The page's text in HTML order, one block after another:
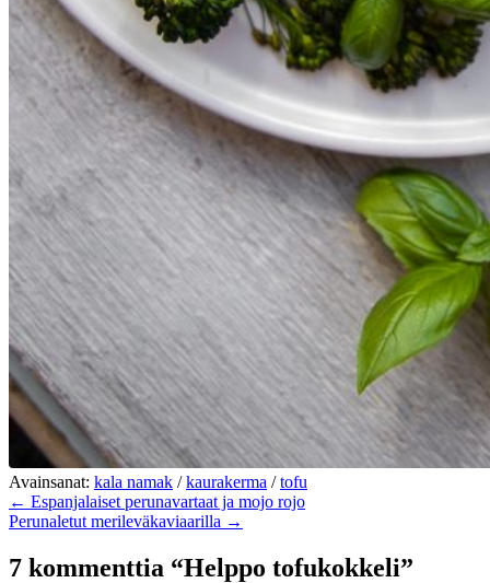
Avainsanat: kala namak /kaurakerma /tofu
← Espanjalaiset perunavartaat ja mojo rojo
Perunaletut merileväkaviaarilla →
7 kommenttia “Helppo tofukokkeli”